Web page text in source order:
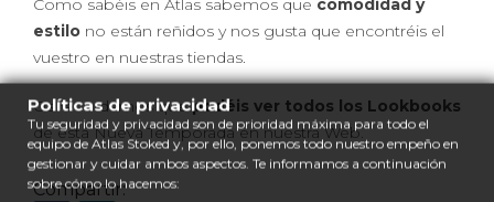
Como sabéis en Atlas sabemos que comodidad y
estilo no están reñidos y nos gusta que encontréis el
vuestro en nuestras tiendas.
Os recordamos quepodéis ver todos los Lookbooks
de esta Nueva Temporada en nuestra Web.
Compartir:
Políticas de privacidad
Tu seguridad y privacidad son de prioridad máxima para todo el
equipo de Atlas Stoked y, por ello, ponemos todo nuestro empeño en
gestionar y cuidar ambos aspectos. Te informamos a continuación
sobre cómo lo hacemos: